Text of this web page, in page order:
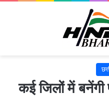
कई जिलों में